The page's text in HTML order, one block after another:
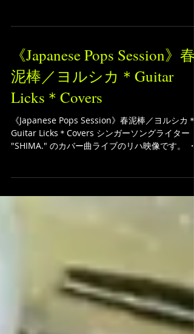
《Japanese Pops Session》春
泥棒／ヨルシカ＊Guitar
Licks＊Covers
《Japanese Pops Session》春泥棒／ヨルシカ＊
Guitar Licks＊Covers シンガーソングライター
"SHIMA." のカバー曲ライブのリハ映像です。 ・